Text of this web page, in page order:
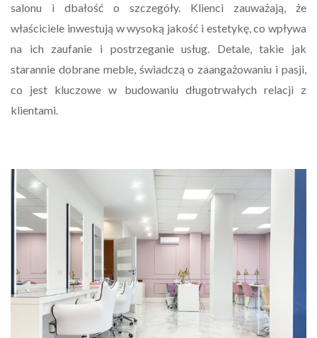
salonu i dbałość o szczegóły. Klienci zauważają, że
właściciele inwestują w wysoką jakość i estetykę, co wpływa
na ich zaufanie i postrzeganie usług. Detale, takie jak
starannie dobrane meble, świadczą o zaangażowaniu i pasji,
co jest kluczowe w budowaniu długotrwałych relacji z
klientami.